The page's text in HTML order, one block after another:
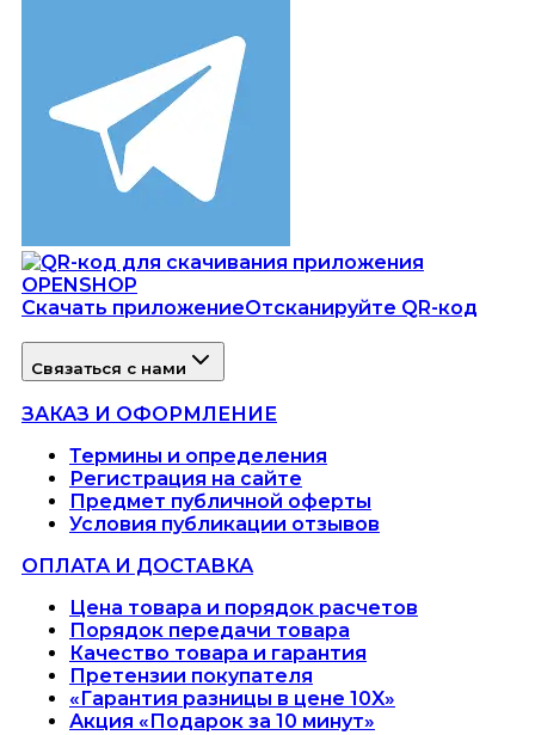
Скачать приложениеОтсканируйте QR-код
Связаться с нами
ЗАКАЗ И ОФОРМЛЕНИЕ
Термины и определения
Регистрация на сайте
Предмет публичной оферты
Условия публикации отзывов
ОПЛАТА И ДОСТАВКА
Цена товара и порядок расчетов
Порядок передачи товара
Качество товара и гарантия
Претензии покупателя
«Гарантия разницы в цене 10X»
Акция «Подарок за 10 минут»